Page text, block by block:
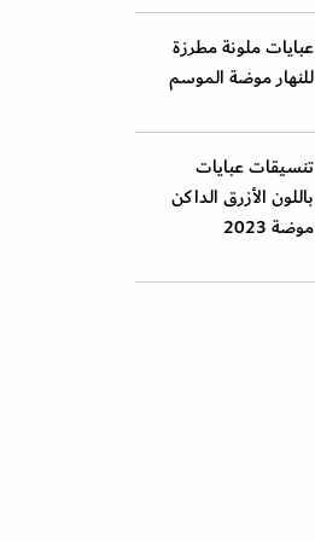
عبايات ملونة مطرزة
للنهار موضة الموسم
تنسيقات عبايات
باللون الأزرق الداكن
موضة 2023